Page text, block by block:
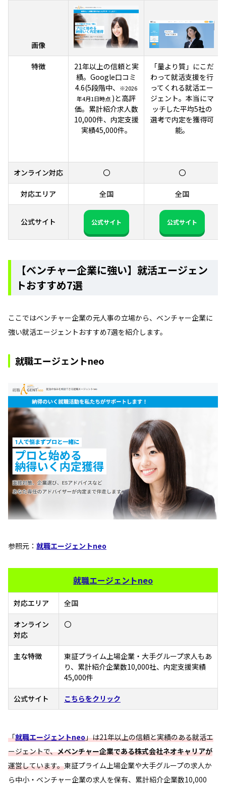
画像
特徴
21年以上の信頼と実
績。Google口コミ
4.6(5段階中、
※2026
年4月1日時点 )と高評
価。累計紹介求人数
10,000件、内定支援
実績45,000件。
「量より質」にこだ
わって就活支援を行
ってくれる就活エー
ジェント。本当にマ
ッチした平均5社の
選考で内定を獲得可
能。
オンライン対応 〇 〇
対応エリア 全国 全国
公式サイト 公式サイト 公式サイト
【ベンチャー企業に強い】就活エージェン
トおすすめ7選
ここではベンチャー企業の元人事の立場から、ベンチャー企業に
強い就活エージェントおすすめ7選を紹介します。
就職エージェントneo
参照元： 就職エージェントneo
就職エージェントneo
対応エリア 全国
オンライン
対応
〇
主な特徴
東証プライム上場企業・大手グループ求人もあ
り、累計紹介企業数10,000社、内定支援実績
45,000件
公式サイト こちらをクリック
「就職エージェントneo」は21年以上の信頼と実績のある就活エ
ージェントで、メベンチャー企業である株式会社ネオキャリアが
運営しています。東証プライム上場企業や大手グループの求人か
ら中小・ベンチャー企業の求人を保有、累計紹介企業数10,000